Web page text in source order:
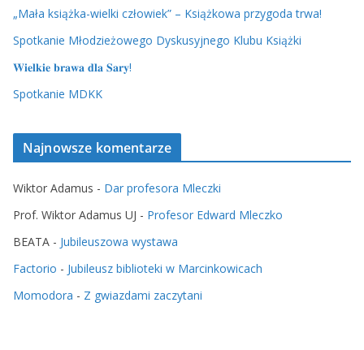
„Mała książka-wielki człowiek” – Książkowa przygoda trwa!
Spotkanie Młodzieżowego Dyskusyjnego Klubu Książki
𝐖𝐢𝐞𝐥𝐤𝐢𝐞 𝐛𝐫𝐚𝐰𝐚 𝐝𝐥𝐚 𝐒𝐚𝐫𝐲!
Spotkanie MDKK
Najnowsze komentarze
Wiktor Adamus - Dar profesora Mleczki
Prof. Wiktor Adamus UJ - Profesor Edward Mleczko
BEATA - Jubileuszowa wystawa
Factorio - Jubileusz biblioteki w Marcinkowicach
Momodora - Z gwiazdami zaczytani